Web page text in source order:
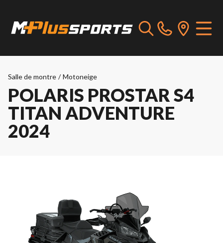
Salle de montre / Motoneige
POLARIS PROSTAR S4
TITAN ADVENTURE
2024